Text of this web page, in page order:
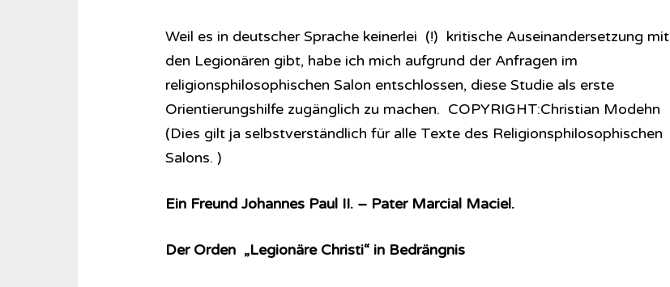
Weil es in deutscher Sprache keinerlei (!) kritische Auseinandersetzung mit
den Legionären gibt, habe ich mich aufgrund der Anfragen im
religionsphilosophischen Salon entschlossen, diese Studie als erste
Orientierungshilfe zugänglich zu machen. COPYRIGHT:Christian Modehn
(Dies gilt ja selbstverständlich für alle Texte des Re­li­gi­ons­phi­lo­so­phi­sch­en
Salons. )
Ein Freund Johannes Paul II. – Pater Marcial Maciel.
Der Orden „Legionäre Christi“ in Bedrängnis